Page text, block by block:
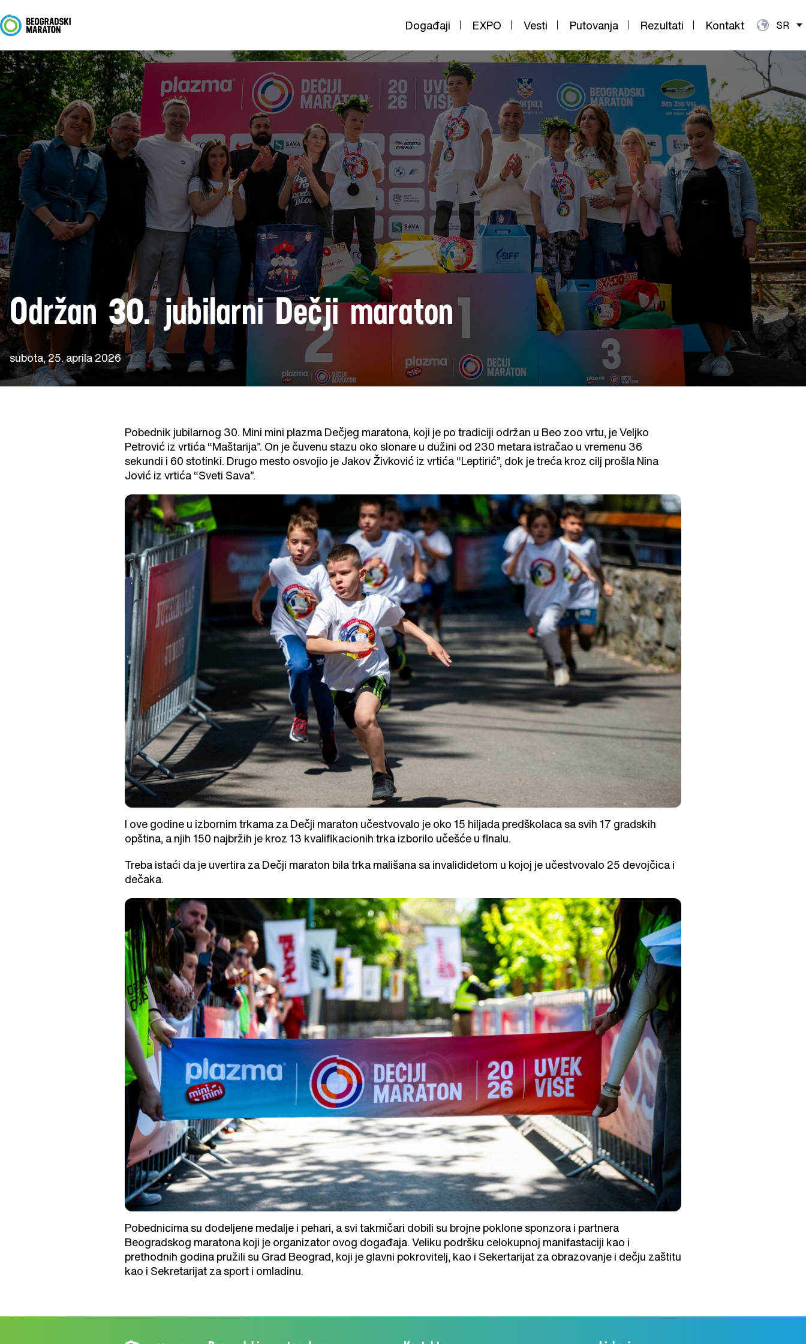
Događaji EXPO Vesti Putovanja Rezultati Kontakt SR
Održan 30. jubilarni Dečji maraton
subota, 25. aprila 2026
Pobednik jubilarnog 30. Mini mini plazma Dečjeg maratona, koji je po tradiciji održan u Beo zoo vrtu, je Veljko
Petrović iz vrtića “Maštarija”. On je čuvenu stazu oko slonare u dužini od 230 metara istračao u vremenu 36
sekundi i 60 stotinki. Drugo mesto osvojio je Jakov Živković iz vrtića “Leptirić”, dok je treća kroz cilj prošla Nina
Jović iz vrtića “Sveti Sava”.
I ove godine u izbornim trkama za Dečji maraton učestvovalo je oko 15 hiljada predškolaca sa svih 17 gradskih
opština, a njih 150 najbržih je kroz 13 kvalifikacionih trka izborilo učešće u finalu.
Treba istaći da je uvertira za Dečji maraton bila trka mališana sa invalididetom u kojoj je učestvovalo 25 devojčica i
dečaka.
Pobednicima su dodeljene medalje i pehari, a svi takmičari dobili su brojne poklone sponzora i partnera
Beogradskog maratona koji je organizator ovog događaja. Veliku podršku celokupnoj manifastaciji kao i
prethodnih godina pružili su Grad Beograd, koji je glavni pokrovitelj, kao i Sekertarijat za obrazovanje i dečju zaštitu
kao i Sekretarijat za sport i omladinu.